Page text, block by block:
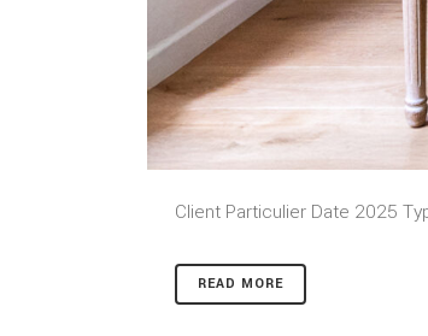
Client Particulier Date 2025
READ MORE